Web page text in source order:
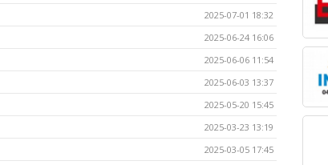
2025-07-01 18:32
2025-06-24 16:06
2025-06-06 11:54
2025-06-03 13:37
2025-05-20 15:45
2025-03-23 13:19
2025-03-05 17:45